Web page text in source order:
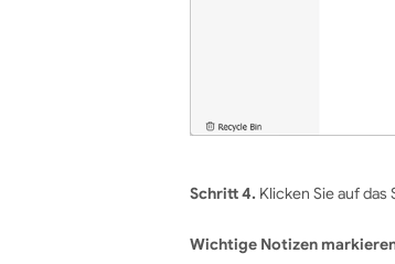
Schritt 4. Klicken Sie auf
Wichtige Notizen